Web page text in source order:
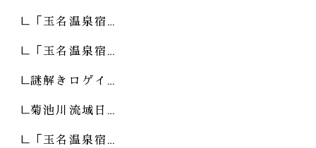
「玉名温泉宿…
「玉名温泉宿…
謎解きロゲイ…
菊池川流域日…
「玉名温泉宿…